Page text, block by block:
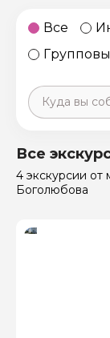
Все
Санкт-
Россия
Все
4 экскурсии от
Боголюбова